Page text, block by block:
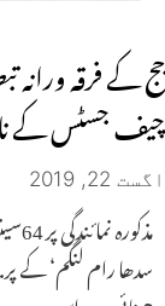
جج کے فرقہ
چیف جسٹس کے
اگست 22, 2019
سدھا رام لنگم‘ کے